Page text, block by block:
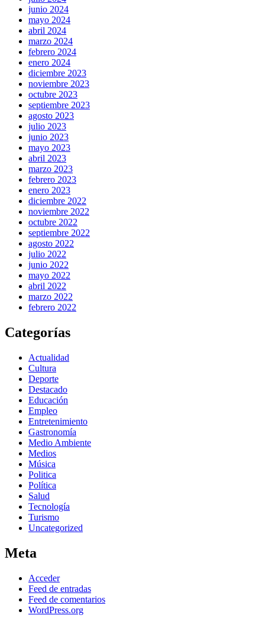
junio 2024
mayo 2024
abril 2024
marzo 2024
febrero 2024
enero 2024
diciembre 2023
noviembre 2023
octubre 2023
septiembre 2023
agosto 2023
julio 2023
junio 2023
mayo 2023
abril 2023
marzo 2023
febrero 2023
enero 2023
diciembre 2022
noviembre 2022
octubre 2022
septiembre 2022
agosto 2022
julio 2022
junio 2022
mayo 2022
abril 2022
marzo 2022
febrero 2022
Categorías
Actualidad
Cultura
Deporte
Destacado
Educación
Empleo
Entretenimiento
Gastronomía
Medio Ambiente
Medios
Música
Politica
Política
Salud
Tecnología
Turismo
Uncategorized
Meta
Acceder
Feed de entradas
Feed de comentarios
WordPress.org